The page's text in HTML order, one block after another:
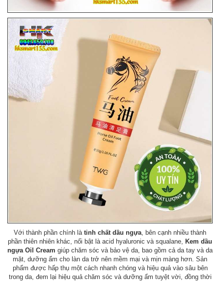
Với thành phần chính là tinh chất dầu ngựa , bên cạnh nhiều thành
phần thiên nhiên khác, nổi bật là acid hyaluronic và squalane, Kem dầu
ngựa Oil Cream giúp chăm sóc và bảo vệ da, bao gồm cả da tay và da
mặt, dưỡng ẩm cho làn da trở nên mềm mại và mịn màng hơn. Sản
phẩm được hấp thụ một cách nhanh chóng và hiệu quả vào sâu bên
trong da, đem lại hiệu quả chăm sóc và dưỡng ẩm tuyệt vời, đồng thời